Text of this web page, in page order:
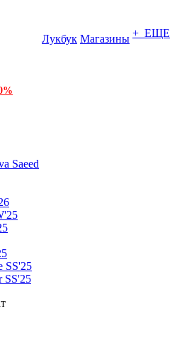
Saeed
SS'25
SS'25
Лукбук Магазины + ЕЩЕ